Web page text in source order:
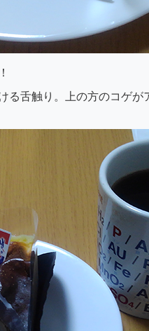
る舌触り。上の方のコゲ